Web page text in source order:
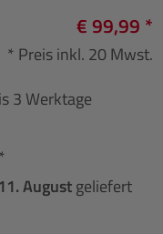
€ 99,99 *
* Preis inkl. 20 Mwst.
3 Werktage
Augustgeliefert